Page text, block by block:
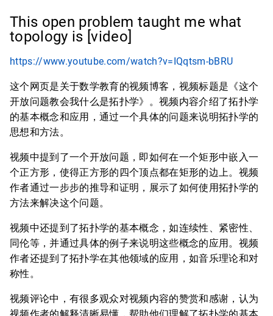
This open problem taught me what
topology is [video]
https://www.youtube.com/watch?v=IQqtsm-bBRU
这个网页是关于数学教育的视频博客，视频标题是《这个
开放问题教会我什么是拓扑学》。视频内容介绍了拓扑学
的基本概念和应用，通过一个具体的问题来说明拓扑学的
思想和方法。
视频中提到了一个开放问题，即如何在一个矩形中嵌入一
个正方形，使得正方形的四个顶点都在矩形的边上。视频
作者通过一步步的推导和证明，展示了如何使用拓扑学的
方法来解决这个问题。
视频中还提到了拓扑学的基本概念，如连续性、紧密性、
同伦等，并通过具体的例子来说明这些概念的应用。视频
作者还提到了拓扑学在其他领域的应用，如音乐理论和对
称性。
视频评论中，有很多观众对视频内容的赞赏和感谢，认为